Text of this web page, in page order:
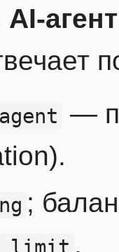
AI-агент
—
;
.